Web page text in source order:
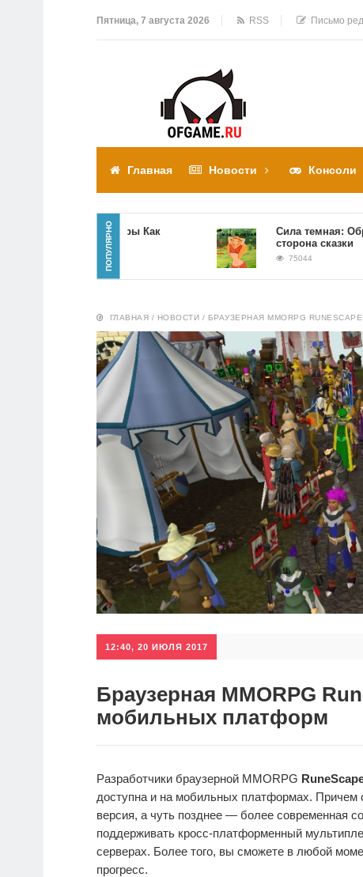
Пятница, 7 августа 2026 RSS Письмо
Главная Новости Консоли
ПОПУЛЯРНО
Прохождение игры Как
Сила темная:
сторона сказки
75044
ГЛАВНАЯ / НОВОСТИ / БРАУЗЕРНАЯ MMORPG
12:40, 20 ИЮЛЯ 2017
Браузерная MMORPG
мобильных платформ
Разработчики браузерной MMORPG
доступна и на мобильных платформах. Причем
версия, а чуть позднее — более современная
поддерживать кросс-платформенный
серверах. Более того, вы сможете в любой
прогресс.